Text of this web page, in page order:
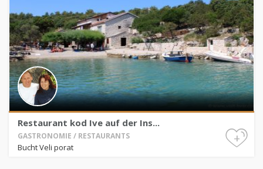
Restaurant kod Ive auf der Ins...
GASTRONOMIE / RESTAURANTS
Bucht Veli porat
+